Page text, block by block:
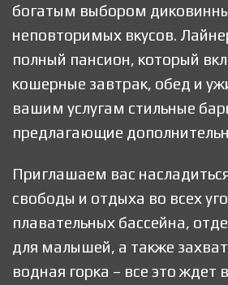
богатым выбором
неповторимых вкусов.
полный пансион, который
кошерные завтрак, обед и
вашим услугам стильные
предлагающие
Приглашаем вас
свободы и отдыха во всех
плавательных бассейна,
для малышей, а также
водная горка – все это ждет